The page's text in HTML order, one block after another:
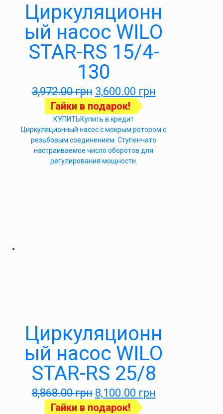
Циркуляционн
ый насос WILO
STAR-RS 15/4-
130
3,972.00грн 3,600.00 грн
Гайки в подарок!
КУПИТЬКупить в кредит
Циркуляционный насос с мокрым ротором с
резьбовым соединением. Ступенчато
настраиваемое число оборотов для
регулирования мощности.
Циркуляционн
ый насос WILO
STAR-RS 25/8
8,868.00грн 8,100.00 грн
Гайки в подарок!